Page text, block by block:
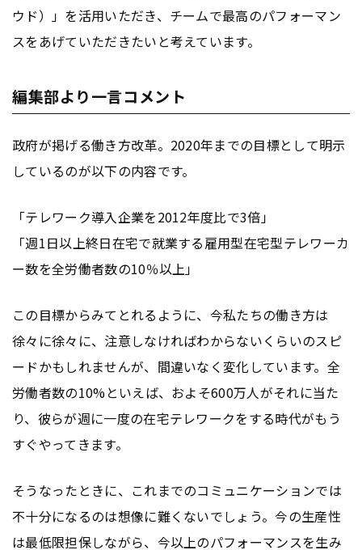
ウド）」を活用いただき、チームで最高のパフォーマン
スをあげていただきたいと考えています。
編集部より一言コメント
政府が掲げる働き方改革。2020年までの目標として明示
しているのが以下の内容です。
「テレワーク導入企業を2012年度比で3倍」
「週1日以上終日在宅で就業する雇用型在宅型テレワーカ
ー数を全労働者数の10％以上」
この目標からみてとれるように、今私たちの働き方は
徐々に徐々に、注意しなければわからないくらいのスピ
ードかもしれませんが、間違いなく変化しています。全
労働者数の10%といえば、およそ600万人がそれに当た
り、彼らが週に一度の在宅テレワークをする時代がもう
すぐやってきます。
そうなったときに、これまでのコミュニケーションでは
不十分になるのは想像に難くないでしょう。今の生産性
は最低限担保しながら、今以上のパフォーマンスを生み